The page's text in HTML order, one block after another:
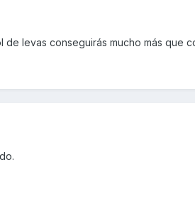
de levas conseguirás mucho más que